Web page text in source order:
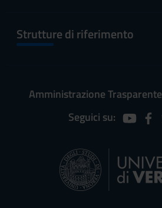
Strutture di riferimento
Amministrazione Trasparente
Seguici su: